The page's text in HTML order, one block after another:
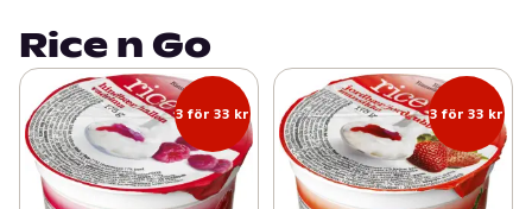
Rice n Go
3 för 33 kr 3 för 33 kr